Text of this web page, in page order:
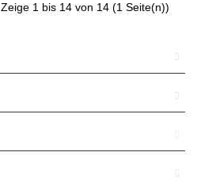
Zeige 1 bis 14 von 14 (1 Seite(n))